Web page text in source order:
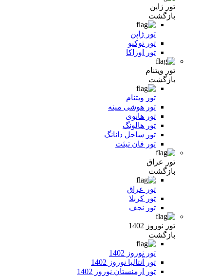
تور ژاپن
بازگشت
تور ژاپن
تور توکیو
تور اوزاکا
تور ویتنام
بازگشت
تور ویتنام
تور هوشی مینه
تور هانوی
تور هالونگ
تور ساحل دانانگ
تور فان تیئت
تور عراق
بازگشت
تور عراق
تور کربلا
تور نجف
تور نوروز 1402
بازگشت
تور نوروز 1402
تور آنتالیا نوروز 1402
تور ارمنستان نوروز 1402